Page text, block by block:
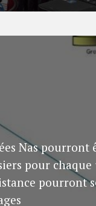
Nas
pour
pourront